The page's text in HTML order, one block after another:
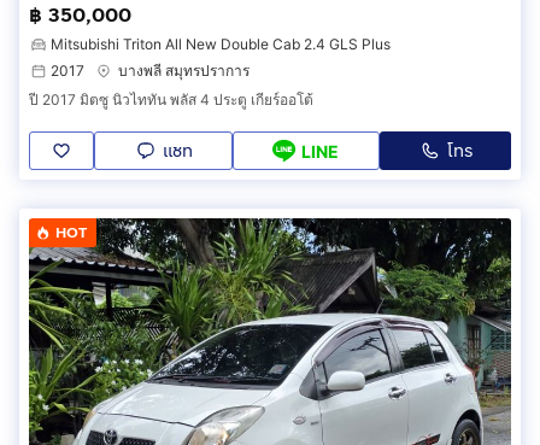
฿ 350,000
Mitsubishi Triton All New Double Cab 2.4 GLS Plus
2017
บางพลี สมุทรปราการ
ปี 2017 มิตซู นิวไททัน พลัส 4 ประตู เกียร์ออโต้
แชท LINE โทร
HOT